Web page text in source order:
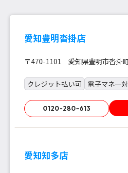
愛知豊明沓掛店
〒470-1101 愛知県豊明市沓掛
クレジット払い可 電子マネー
0120-280-613
愛知知多店